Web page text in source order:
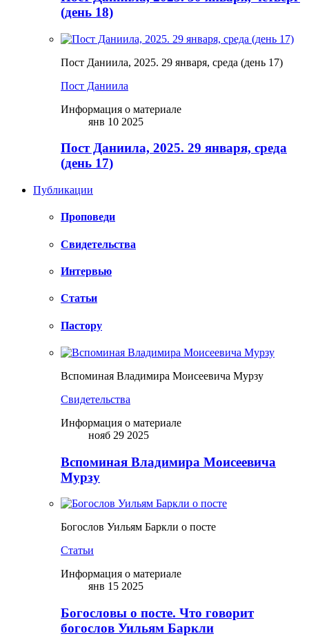
(день 18)
Пост Даниила, 2025. 29 января, среда (день 17)
Пост Даниила
Информация о материале
янв 10 2025
Пост Даниила, 2025. 29 января, среда
(день 17)
Публикации
Проповеди
Свидетельства
Интервью
Статьи
Пастору
Вспоминая Владимира Моисеевича Мурзу
Свидетельства
Информация о материале
нояб 29 2025
Вспоминая Владимира Моисеевича
Мурзу
Богослов Уильям Баркли о посте
Статьи
Информация о материале
янв 15 2025
Богословы о посте. Что говорит
богослов Уильям Баркли